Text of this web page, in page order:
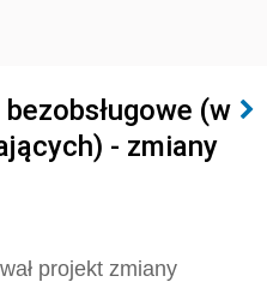
(w
- zmiany
projekt zmiany